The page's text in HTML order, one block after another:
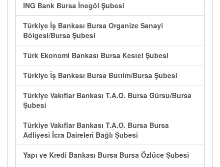
ING Bank Bursa İnegöl Şubesi
Türkiye İş Bankası Bursa Organize Sanayi
Bölgesi/Bursa Şubesi
Türk Ekonomi Bankası Bursa Kestel Şubesi
Türkiye İş Bankası Bursa Buttim/Bursa Şubesi
Türkiye Vakıflar Bankası T.A.O. Bursa Gürsu/Bursa
Şubesi
Türkiye Vakıflar Bankası T.A.O. Bursa Bursa
Adliyesi İcra Daireleri Bağlı Şubesi
Yapı ve Kredi Bankası Bursa Bursa Özlüce Şubesi